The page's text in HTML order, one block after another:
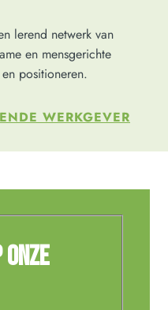
lerend netwerk van
en mensgerichte
positioneren.
WERKGEVER